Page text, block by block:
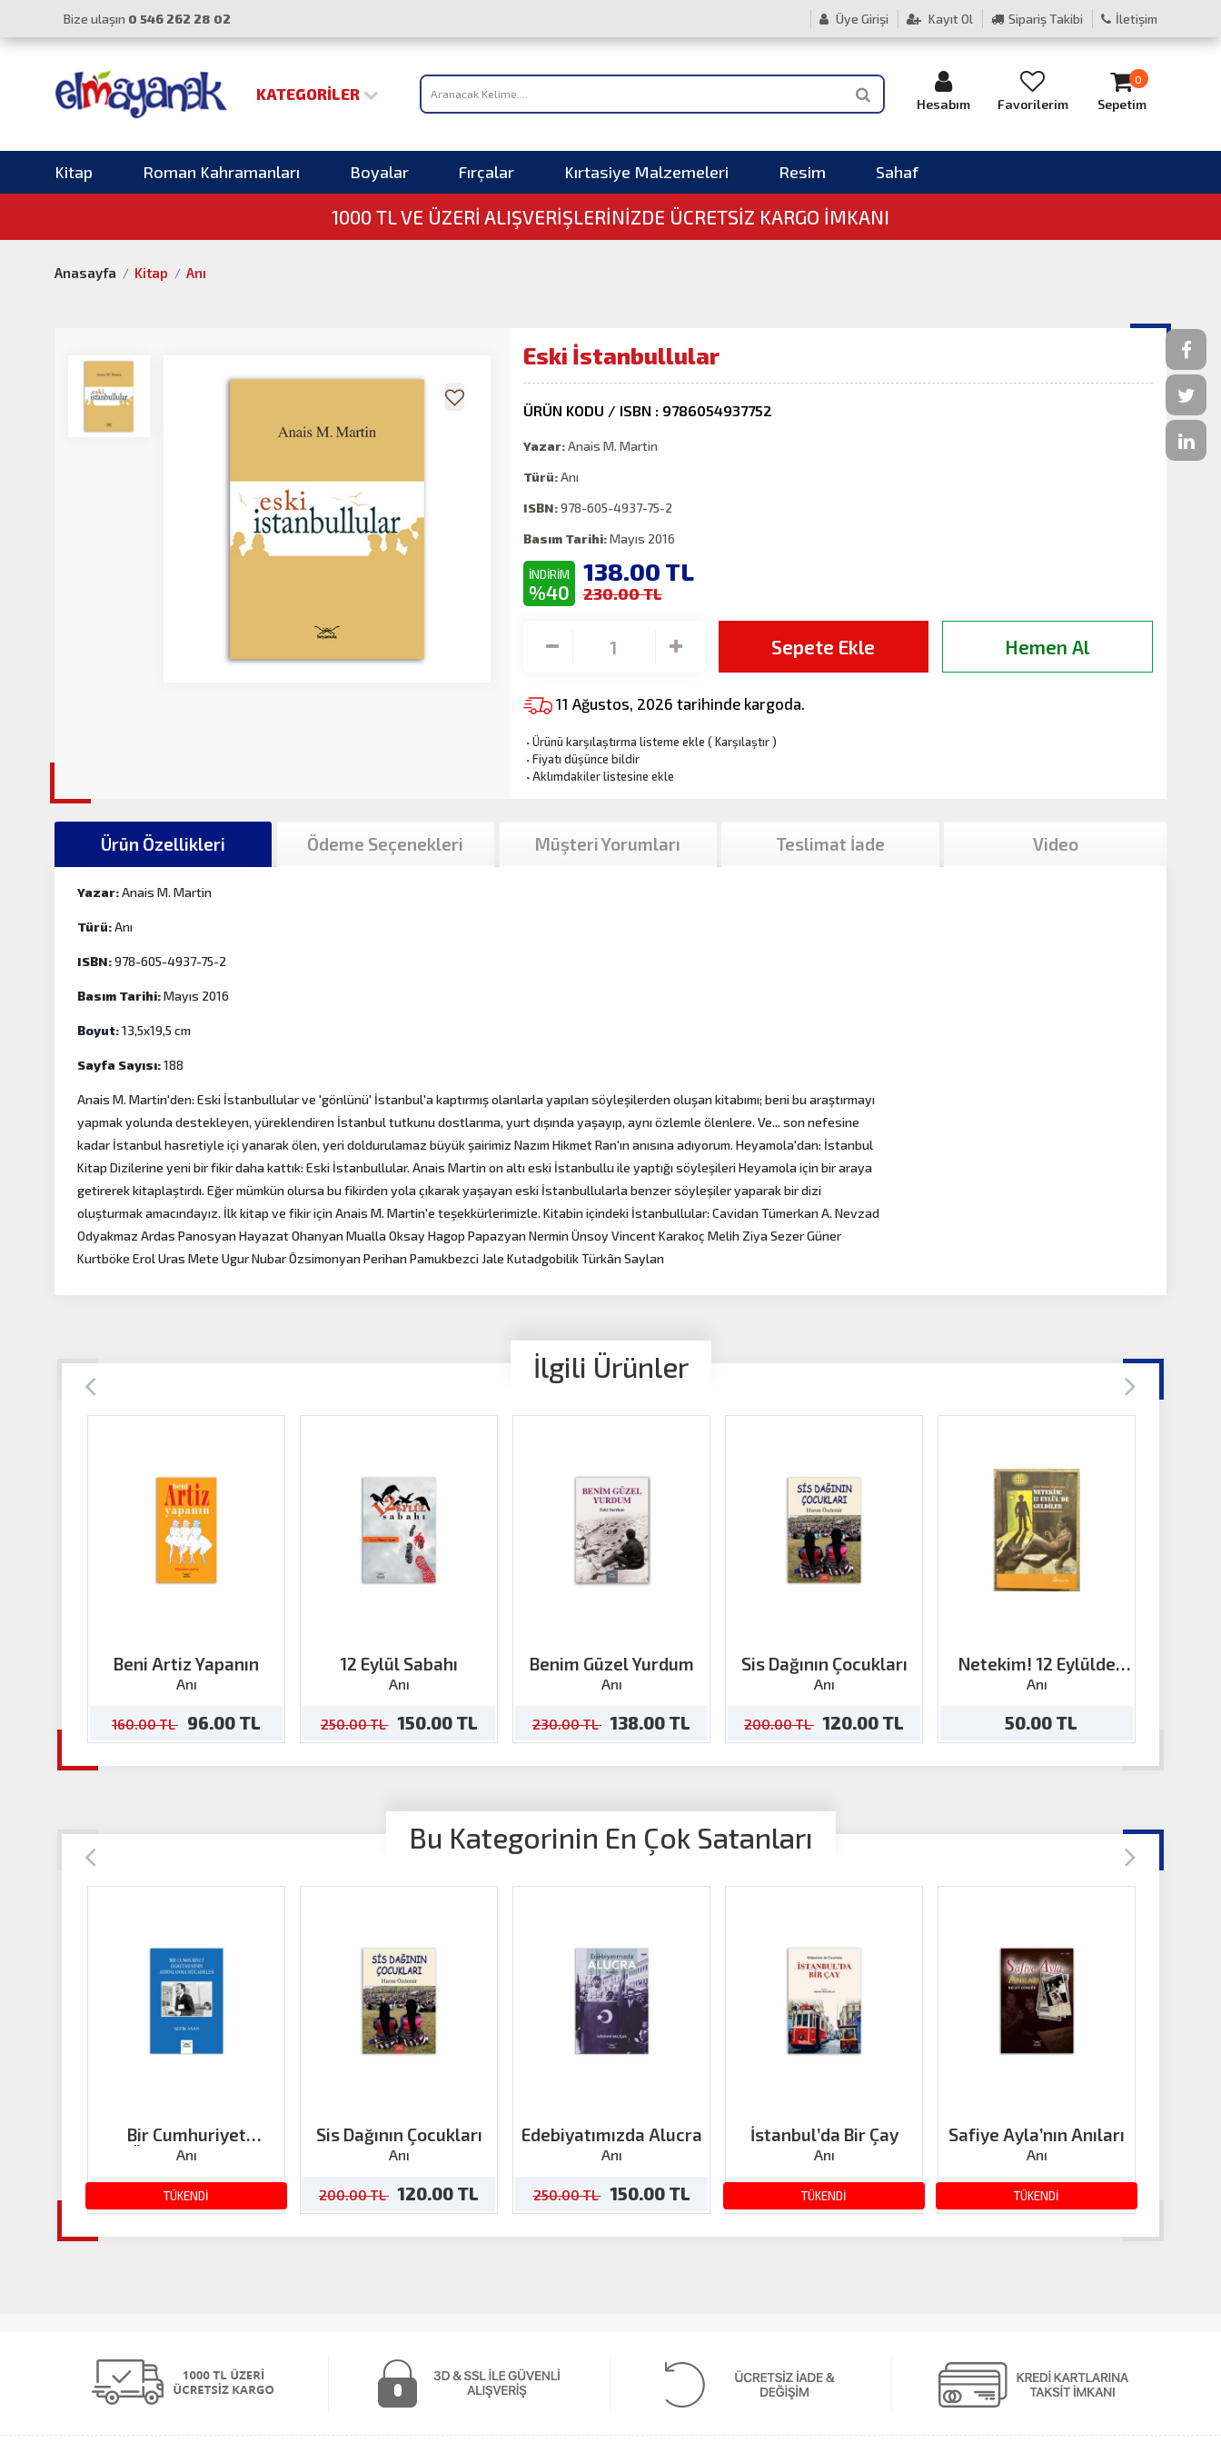
Bize ulaşın 0 546 262 28 02 Üye Girişi Kayıt Ol Sipariş Takibi İletişim
KATEGORILER
Hesabım Favorilerim Sepetim
0
Kitap Roman Kahramanları Boyalar Fırçalar Kırtasiye Malzemeleri Resim Sahaf
1000 TL VE ÜZERI ALIŞVERIŞLERINIZDE ÜCRETSİZ KARGO İMKANI
Anasayfa Kitap Anı
Eski İstanbullular
ÜRÜN KODU / ISBN : 9786054937752
Yazar:Anais M. Martin
Türü:Anı
ISBN:978-605-4937-75-2
Basım Tarihi:Mayıs 2016
İNDİRİM
%40
138.00 TL
230.00 TL
Sepete Ekle Hemen Al
11 Ağustos, 2026 tarihinde kargoda.
·Ürünü karşılaştırma listeme ekle (Karşılaştır)
·Fiyatı düşünce bildir
·Aklımdakiler listesine ekle
Ürün Özellikleri Ödeme Seçenekleri Müşteri Yorumları Teslimat İade Video
Yazar:Anais M. Martin
Türü:Anı
ISBN:978-605-4937-75-2
Basım Tarihi:Mayıs 2016
Boyut:13,5x19,5 cm
Sayfa Sayısı:188
Anais M. Martin'den: Eski İstanbullular ve 'gönlünü' İstanbul'a kaptırmış olanlarla yapılan söyleşilerden oluşan kitabımı; beni bu araştırmayı
yapmak yolunda destekleyen, yüreklendiren İstanbul tutkunu dostlarıma, yurt dışında yaşayıp, aynı özlemle ölenlere. Ve... son nefesine
kadar İstanbul hasretiyle içi yanarak ölen, yeri doldurulamaz büyük şairimiz Nazım Hikmet Ran'ın anısına adıyorum. Heyamola'dan: İstanbul
Kitap Dizilerine yeni bir fikir daha kattık: Eski İstanbullular. Anais Martin on altı eski İstanbullu ile yaptığı söyleşileri Heyamola için bir araya
getirerek kitaplaştırdı. Eğer mümkün olursa bu fikirden yola çıkarak yaşayan eski İstanbullularla benzer söyleşiler yaparak bir dizi
oluşturmak amacındayız. İlk kitap ve fikir için Anais M. Martin'e teşekkürlerimizle. Kitabin içindeki İstanbullular: Cavidan Tümerkan A. Nevzad
Odyakmaz Ardas Panosyan Hayazat Ohanyan Mualla Oksay Hagop Papazyan Nermin Ünsoy Vincent Karakoç Melih Ziya Sezer Güner
Kurtböke Erol Uras Mete Ugur Nubar Özsimonyan Perihan Pamukbezci Jale Kutadgobilik Türkân Saylan
İlgili Ürünler
Beni Artiz Yapanın
Anı
160.00 TL 96.00 TL
12 Eylül Sabahı
Anı
250.00 TL 150.00 TL
Benim Güzel Yurdum
Anı
230.00 TL 138.00 TL
Sis Dağının Çocukları
Anı
200.00 TL 120.00 TL
Netekim! 12 Eylülde
Geldiler- Bir İdamlığın
Anı
50.00 TL
Bu Kategorinin En Çok Satanları
TÜKENDİ
Bir Cumhuriyet
Öğretmeninin
Anı
300.00 TL 180.00 TL
Sis Dağının Çocukları
Anı
200.00 TL 120.00 TL
Edebiyatımızda Alucra
Anı
250.00 TL 150.00 TL TÜKENDİ
İstanbul’da Bir Çay
Anı
270.00 TL 162.00 TL TÜKENDİ
Safiye Ayla’nın Anıları
Anı
140.00 TL 84.00 TL